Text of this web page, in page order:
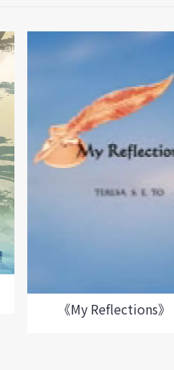
《My Reflections》